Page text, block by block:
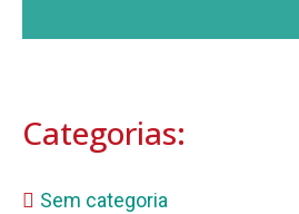
Categorias:
Sem categoria